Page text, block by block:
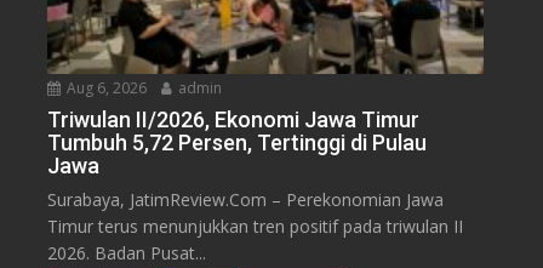
Aug 6, 2026 admin
Triwulan II/2026, Ekonomi Jawa Timur
Tumbuh 5,72 Persen, Tertinggi di Pulau
Jawa
Surabaya, JatimReview.Com – Perekonomian Jawa
Timur terus menunjukkan tren positif pada triwulan II
2026. Badan Pusat...